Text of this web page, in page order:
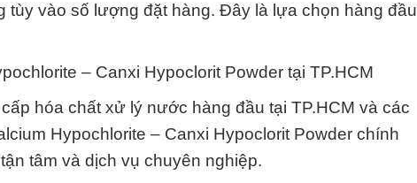
tùy vào số lượng đặt hàng. Đây là lựa chọn hàng đầu
– Canxi Hypoclorit Powder tại TP.HCM
hóa chất xử lý nước hàng đầu tại TP.HCM và các
Hypochlorite – Canxi Hypoclorit Powder chính
tâm và dịch vụ chuyên nghiệp.